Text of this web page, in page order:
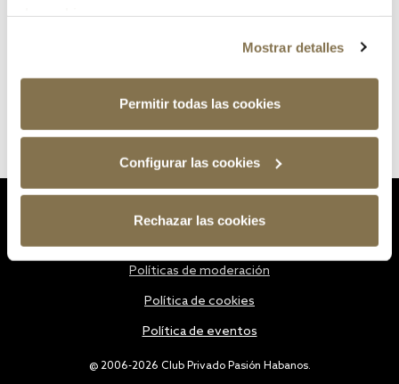
Mostrar detalles
Permitir todas las cookies
Configurar las cookies
Rechazar las cookies
@ 2006-2026 Club Privado Pasión Habanos.
Políticas de moderación
Política de cookies
Política de eventos